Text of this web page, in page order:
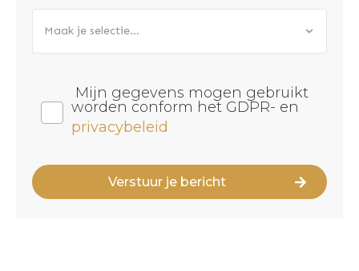
Maak je selectie...
Mijn gegevens mogen gebruikt
worden conform het GDPR- en
privacybeleid
Verstuur je bericht